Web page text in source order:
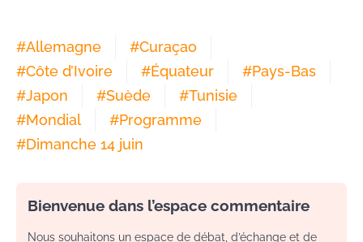
#Allemagne #Curaçao
#Côte d’Ivoire #Équateur #Pays-Bas
#Japon #Suède #Tunisie
#Mondial #Programme
#Dimanche 14 juin
Bienvenue dans l’espace commentaire
Nous souhaitons un espace de débat, d’échange et de